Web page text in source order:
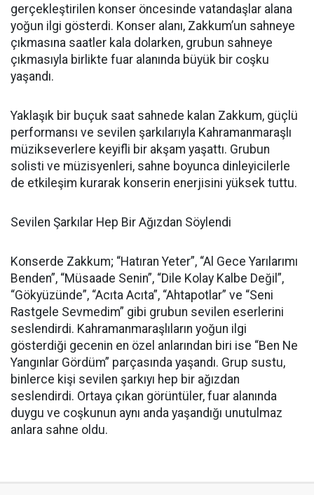
gerçekleştirilen konser öncesinde vatandaşlar alana
yoğun ilgi gösterdi. Konser alanı, Zakkum’un sahneye
çıkmasına saatler kala dolarken, grubun sahneye
çıkmasıyla birlikte fuar alanında büyük bir coşku
yaşandı.
Yaklaşık bir buçuk saat sahnede kalan Zakkum, güçlü
performansı ve sevilen şarkılarıyla Kahramanmaraşlı
müzikseverlere keyifli bir akşam yaşattı. Grubun
solisti ve müzisyenleri, sahne boyunca dinleyicilerle
de etkileşim kurarak konserin enerjisini yüksek tuttu.
Sevilen Şarkılar Hep Bir Ağızdan Söylendi
Konserde Zakkum; “Hatıran Yeter”, “Al Gece Yarılarımı
Benden”, “Müsaade Senin”, “Dile Kolay Kalbe Değil”,
“Gökyüzünde”, “Acıta Acıta”, “Ahtapotlar” ve “Seni
Rastgele Sevmedim” gibi grubun sevilen eserlerini
seslendirdi. Kahramanmaraşlıların yoğun ilgi
gösterdiği gecenin en özel anlarından biri ise “Ben Ne
Yangınlar Gördüm” parçasında yaşandı. Grup sustu,
binlerce kişi sevilen şarkıyı hep bir ağızdan
seslendirdi. Ortaya çıkan görüntüler, fuar alanında
duygu ve coşkunun aynı anda yaşandığı unutulmaz
anlara sahne oldu.